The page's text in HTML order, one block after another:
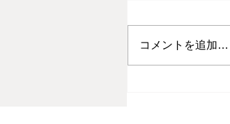
沖縄 仕入れの旅
コメントを追加…